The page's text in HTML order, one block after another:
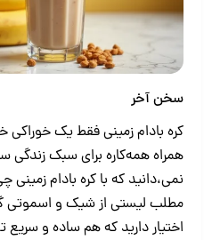
سخن آخر
کره بادام زمینی فقط یک
همراه همه‌کاره برای سبک زندگی
نمی،دانید که با کره بادام
مطلب لیستی از شیک و اسموتی
اختیار دارید که هم ساده و